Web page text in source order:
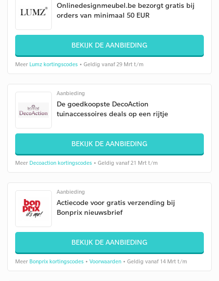
Onlinedesignmeubel.be bezorgt gratis bij
orders van minimaal 50 EUR
BEKIJK DE AANBIEDING
Meer Lumz kortingscodes • Geldig vanaf 29 Mrt t/m
Aanbieding
De goedkoopste DecoAction
tuinaccessoires deals op een rijtje
BEKIJK DE AANBIEDING
Meer Decoaction kortingscodes • Geldig vanaf 21 Mrt t/m
Aanbieding
Actiecode voor gratis verzending bij
Bonprix nieuwsbrief
BEKIJK DE AANBIEDING
Meer Bonprix kortingscodes • Voorwaarden • Geldig vanaf 14 Mrt t/m